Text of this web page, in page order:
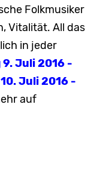
Folkmusiker
Vitalität. All das
in jeder
Juli 2016 -
Juli 2016 -
auf